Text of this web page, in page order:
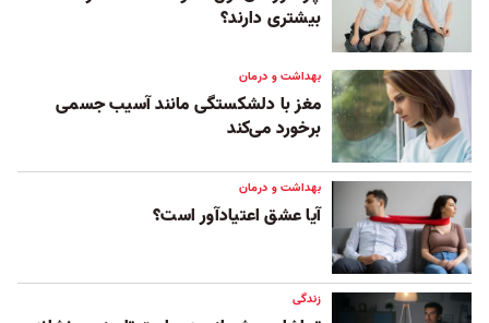
بیشتری دارند؟
بهداشت و درمان
مغز با دلشکستگی مانند آسیب جسمی
برخورد می‌کند
بهداشت و درمان
آیا عشق اعتیادآور است؟
زندگی